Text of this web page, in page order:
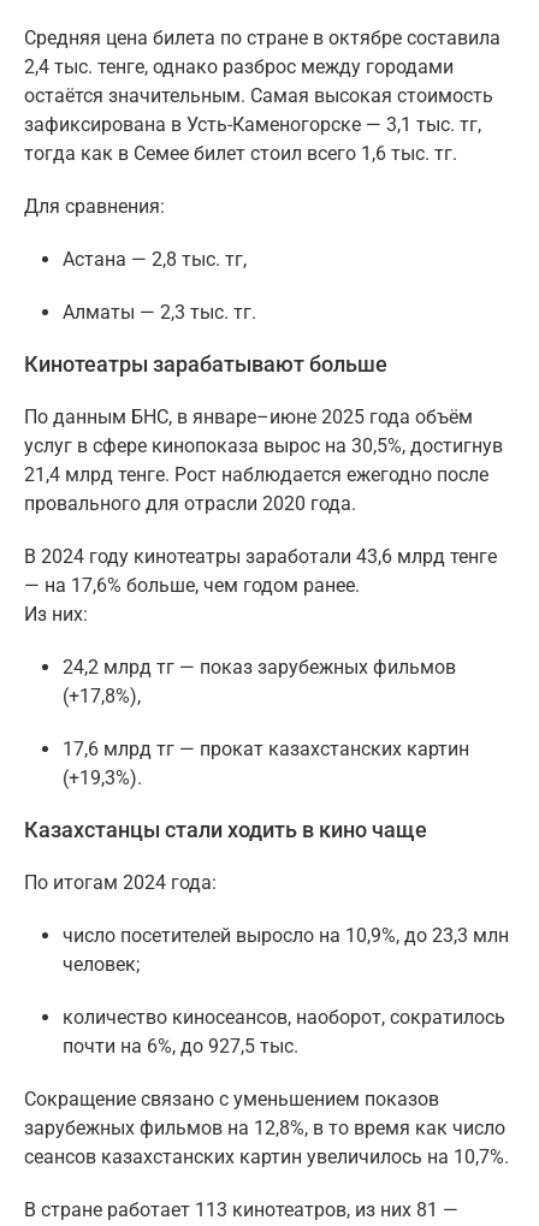
Средняя цена билета по стране в октябре составила
2,4 тыс. тенге, однако разброс между городами
остаётся значительным. Самая высокая стоимость
зафиксирована в Усть-Каменогорске — 3,1 тыс. тг,
тогда как в Семее билет стоил всего 1,6 тыс. тг.
Для сравнения:
Астана — 2,8 тыс. тг,
Алматы — 2,3 тыс. тг.
Кинотеатры зарабатывают больше
По данным БНС, в январе–июне 2025 года объём
услуг в сфере кинопоказа вырос на 30,5%, достигнув
21,4 млрд тенге. Рост наблюдается ежегодно после
провального для отрасли 2020 года.
В 2024 году кинотеатры заработали 43,6 млрд тенге
— на 17,6% больше, чем годом ранее.
Из них:
24,2 млрд тг — показ зарубежных фильмов
(+17,8%),
17,6 млрд тг — прокат казахстанских картин
(+19,3%).
Казахстанцы стали ходить в кино чаще
По итогам 2024 года:
число посетителей выросло на 10,9%, до 23,3 млн
человек;
количество киносеансов, наоборот, сократилось
почти на 6%, до 927,5 тыс.
Сокращение связано с уменьшением показов
зарубежных фильмов на 12,8%, в то время как число
сеансов казахстанских картин увеличилось на 10,7%.
В стране работает 113 кинотеатров, из них 81 —